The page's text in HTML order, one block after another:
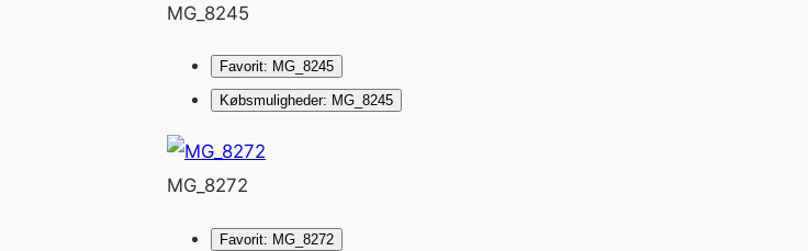
MG_8245
Favorit: MG_8245
Købsmuligheder: MG_8245
MG_8272
Favorit: MG_8272